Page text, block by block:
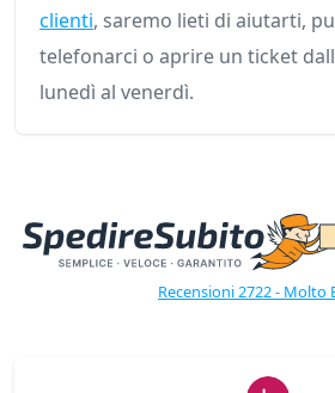
clienti, saremo lieti di aiutarti,
telefonarci o aprire un ticket
lunedì al venerdì.
Recensioni 2722 - Molto